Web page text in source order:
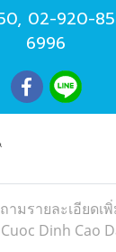
, 02-920-
6996
ามรายละเอียดเ
Dinh Cao